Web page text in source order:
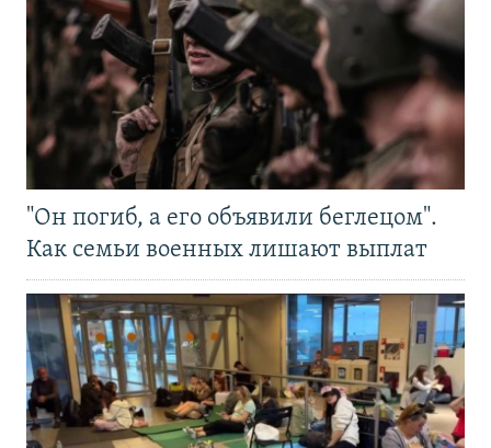
"Он погиб, а его объявили беглецом".
Как семьи военных лишают выплат